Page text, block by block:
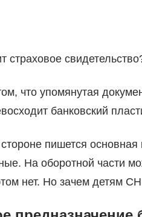
страховое
что упомянутая
банковский
пишется
На оборотной части
нет. Но зачем детям